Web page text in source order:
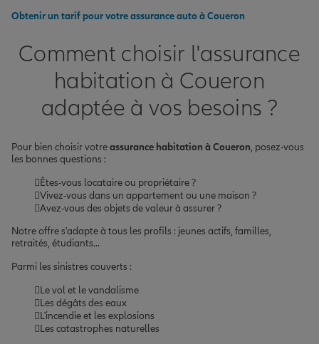
Obtenir un tarif pour votreassurance auto à Coueron
Comment choisir l'assurance
habitation à Coueron
adaptée à vos besoins ?
Pour bien choisir votreassurance habitation à Coueron, posez-vous
les bonnes questions :
Êtes-vous locataire ou propriétaire ?
Vivez-vous dans un appartement ou une maison ?
Avez-vous des objets de valeur à assurer ?
Notre offre s'adapte à tous les profils : jeunes actifs, familles,
retraités, étudiants...
Parmi les sinistres couverts :
Le vol et le vandalisme
Les dégâts des eaux
L'incendie et les explosions
Les catastrophes naturelles